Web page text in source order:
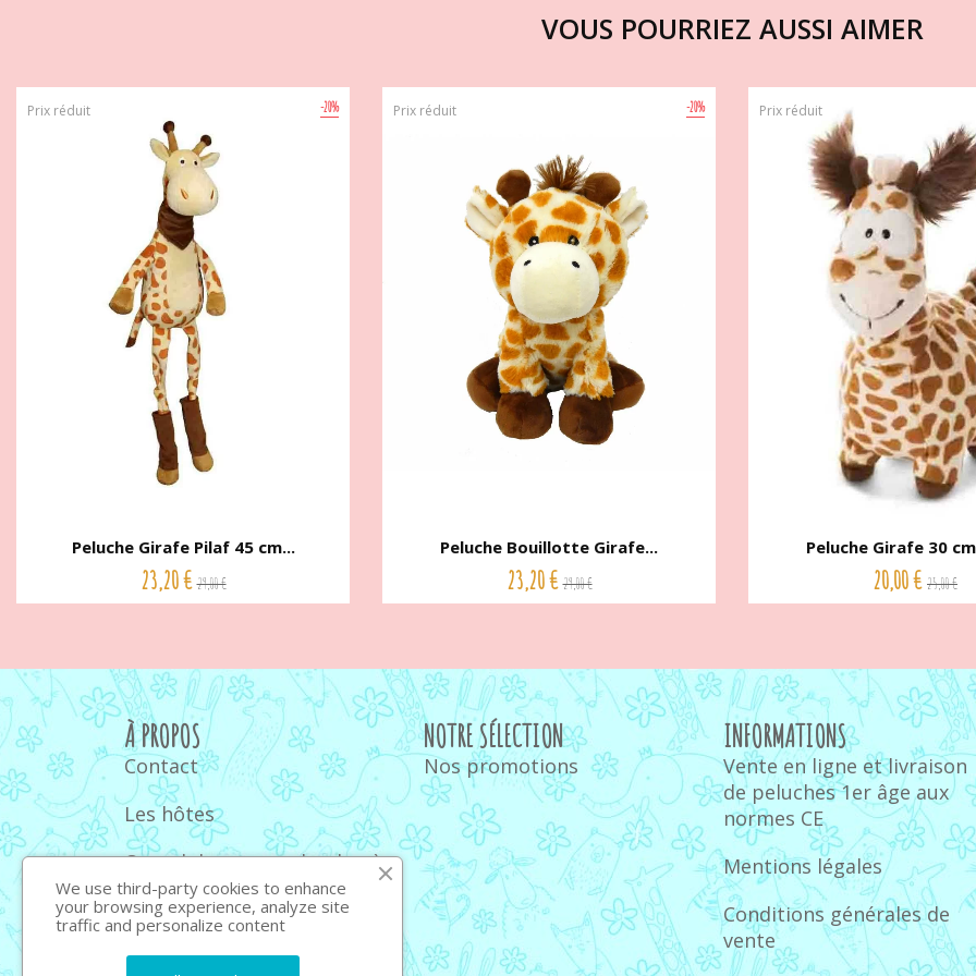
VOUS POURRIEZ AUSSI AIMER
-20%
Prix réduit
Peluche Girafe Pilaf 45 cm...
23,20 € 29,00 €
-20%
Prix réduit
Peluche Bouillotte Girafe...
23,20 € 29,00 €
Prix réduit
Peluche Girafe 30
20,00 € 25,00 €
À PROPOS
Contact
Les hôtes
Quand donner un doudou à
bébé
Quel ours en peluche
choisir : guide et conseils
NOTRE SÉLECTION
Nos promotions
INFORMATIONS
Vente en ligne et livraison
de peluches 1er âge aux
normes CE
Mentions légales
Conditions générales de
vente
We use third-party cookies to enhance
your browsing experience, analyze site
traffic and personalize content